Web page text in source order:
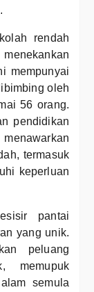
rendah
mempunyai
oleh
56 orang.
pendidikan
termasuk
keperluan
pantai
yang unik.
peluang
memupuk
semula